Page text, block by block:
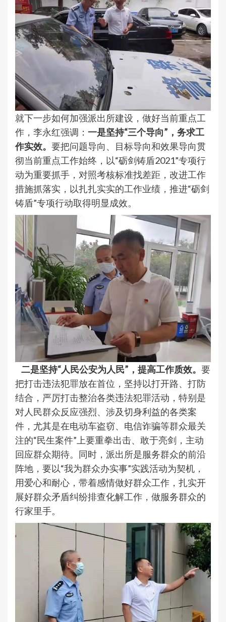
就下一步如何加强派出所建设，做好当前重点工
作，李永红强调： 一是坚持“三个导向”，务求工
作实效。 要把问题导向、目标导向和效果导向贯
彻当前重点工作始终，以“砺剑铸盾2021”专项行
动为重要抓手，对照考核标准找差距，改进工作
措施抓落实，以扎扎实实的工作业绩，推进“砺剑
铸盾”专项行动取得明显成效。
二是坚持“人民公安为人民”，提高工作质效。 要
把打击违法犯罪放在首位，坚持以打开路、打防
结合，严厉打击整治各类违法犯罪活动，特别是
对人民群众反应强烈、涉及切身利益的各类案
件，尤其是在电动车盗窃、电信诈骗等群众最关
注的“民生案件”上要重拳出击、敢于亮剑，主动
回应群众期待。同时，派出所是服务群众的前沿
阵地，要以“我为群众办实事”实践活动为契机，
用爱心和耐心，带着感情做好群众工作，扎实开
展好群众矛盾纠纷排查化解工作，做服务群众的
行家里手。